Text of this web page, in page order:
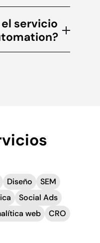
servicio
Diseño
SEM
Social Ads
web CRO